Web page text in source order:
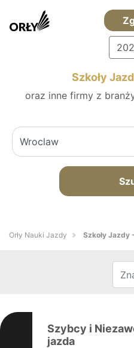
Szkoły
oraz inne firmy z
Orły Nauki Jazdy Szkoły Jazdy
Szybcy i
jazda